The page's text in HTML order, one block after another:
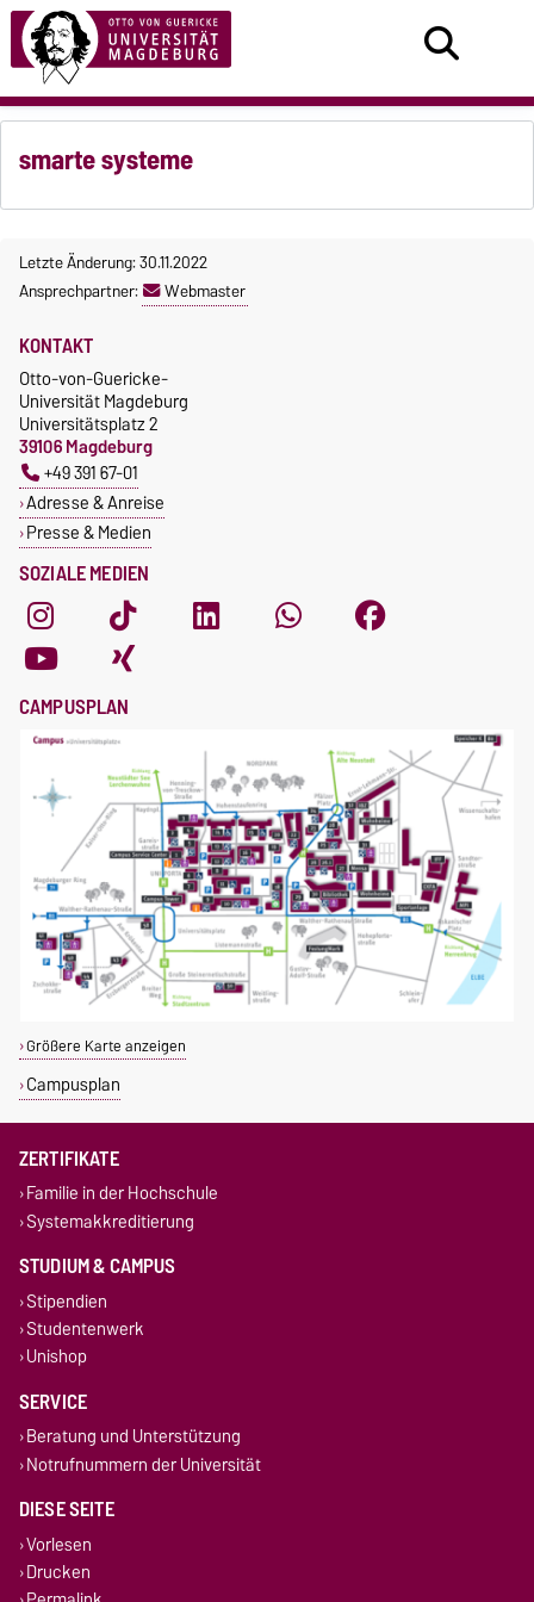
smarte systeme
Letzte Änderung: 30.11.2022
Ansprechpartner:
Webmaster
SOZIALE MEDIEN
KONTAKT
Otto-von-Guericke-
Universität Magdeburg
Universitätsplatz 2
39106 Magdeburg
+49 391 67-01
Adresse & Anreise
Presse & Medien
CAMPUSPLAN
Größere Karte anzeigen
Campusplan
ZERTIFIKATE
Familie in der Hochschule
Systemakkreditierung
STUDIUM & CAMPUS
Stipendien
Studentenwerk
Unishop
SERVICE
Beratung und Unterstützung
Notrufnummern der Universität
DIESE SEITE
Vorlesen
Drucken